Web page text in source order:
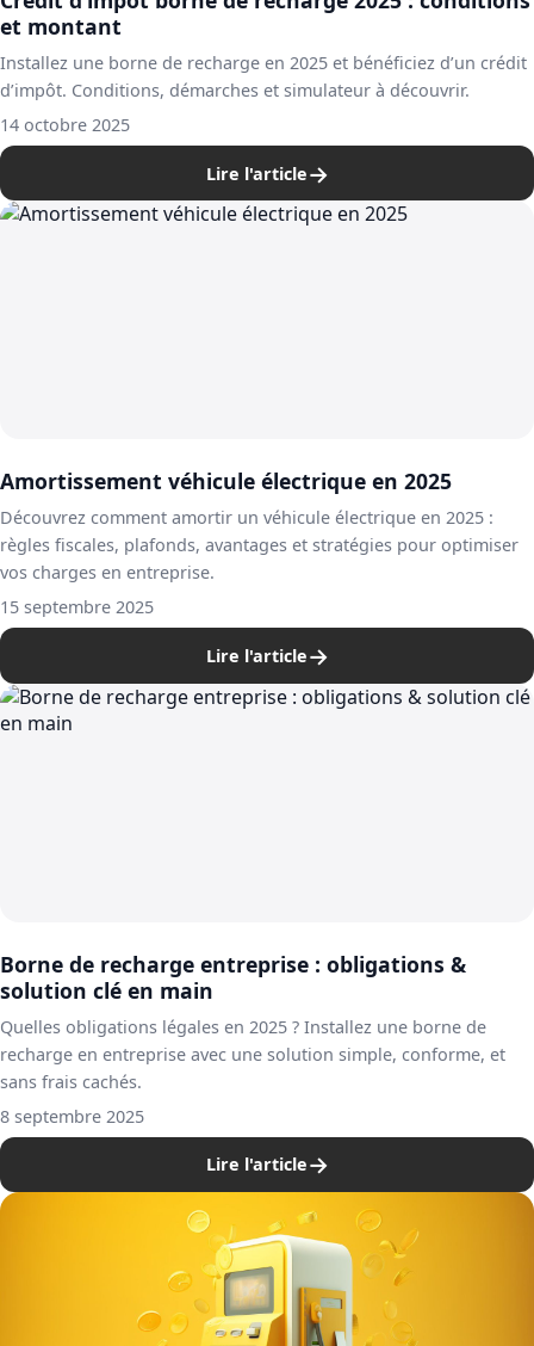
et montant
Installez une borne de recharge en 2025 et bénéficiez d’un crédit
d’impôt. Conditions, démarches et simulateur à découvrir.
14 octobre 2025
Lire l'article→
Amortissement véhicule électrique en 2025
Découvrez comment amortir un véhicule électrique en 2025 :
règles fiscales, plafonds, avantages et stratégies pour optimiser
vos charges en entreprise.
15 septembre 2025
Lire l'article→
Borne de recharge entreprise : obligations &
solution clé en main
Quelles obligations légales en 2025 ? Installez une borne de
recharge en entreprise avec une solution simple, conforme, et
sans frais cachés.
8 septembre 2025
Lire l'article→